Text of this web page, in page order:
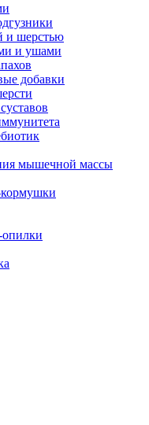
и шерстью
и ушами
добавки
мышечной массы